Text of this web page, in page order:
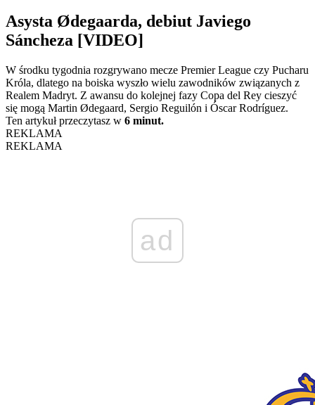
Asysta Ødegaarda, debiut Javiego
Sáncheza [VIDEO]
W środku tygodnia rozgrywano mecze Premier League czy Pucharu
Króla, dlatego na boiska wyszło wielu zawodników związanych z
Realem Madryt. Z awansu do kolejnej fazy Copa del Rey cieszyć
się mogą Martin Ødegaard, Sergio Reguilón i Óscar Rodríguez.
Ten artykuł przeczytasz w 6 minut.
REKLAMA
REKLAMA
ad